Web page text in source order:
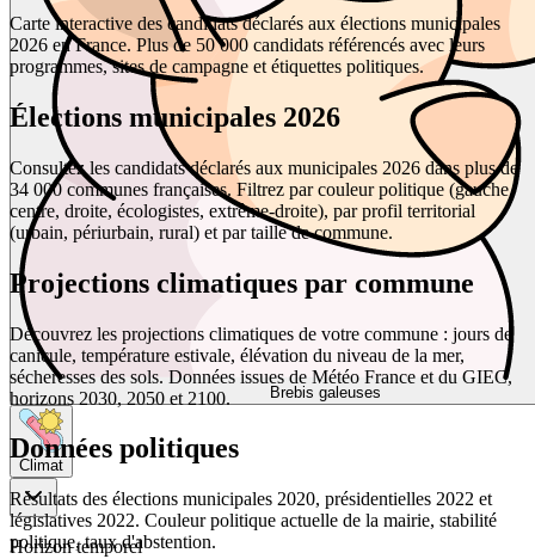
Brebis galeuses
Climat
Horizon temporel
Carte interactive des candidats déclarés aux élections municipales
2026 en France. Plus de 50 000 candidats référencés avec leurs
programmes, sites de campagne et étiquettes politiques.
Élections municipales 2026
Consultez les candidats déclarés aux municipales 2026 dans plus de
34 000 communes françaises. Filtrez par couleur politique (gauche,
centre, droite, écologistes, extrême-droite), par profil territorial
(urbain, périurbain, rural) et par taille de commune.
Projections climatiques par commune
Découvrez les projections climatiques de votre commune : jours de
canicule, température estivale, élévation du niveau de la mer,
sécheresses des sols. Données issues de Météo France et du GIEC,
horizons 2030, 2050 et 2100.
Données politiques
Résultats des élections municipales 2020, présidentielles 2022 et
législatives 2022. Couleur politique actuelle de la mairie, stabilité
politique, taux d'abstention.